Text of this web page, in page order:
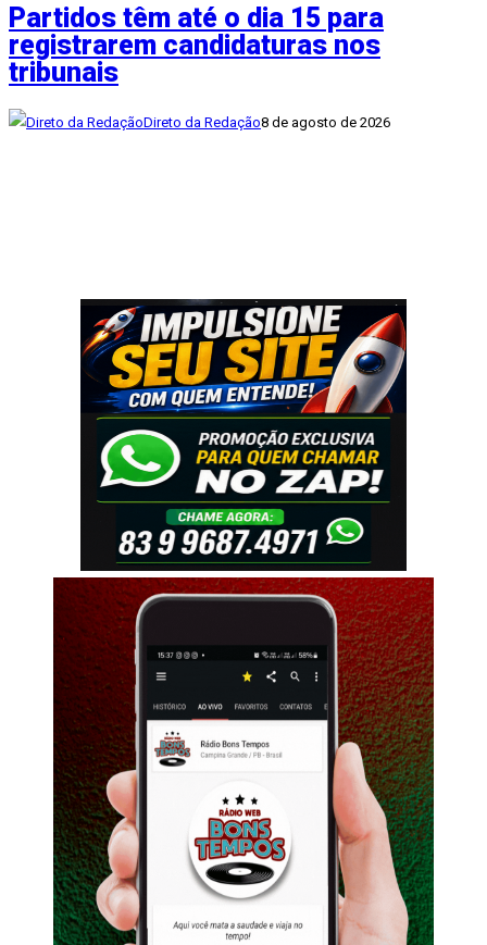
Partidos têm até o dia 15 para
registrarem candidaturas nos
tribunais
Direto da Redação8 de agosto de 2026